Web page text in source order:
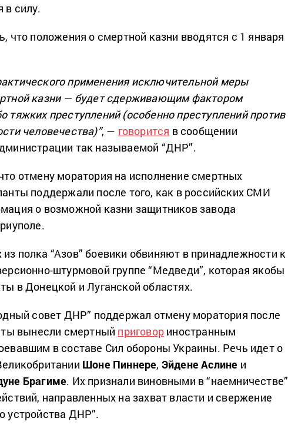
в силу.
что положения о смертной казни вводятся с 1 января
применения исключительной меры
казни — будет сдерживающим фактором
тяжких преступлений (особенно преступлений против
человечества)”, — говорится в сообщении
так называемой “ДНР”.
отмену моратория на исполнение смертных
поддержали после того, как в российских СМИ
о возможной казни защитников завода
полка “Азов” боевики обвиняют в принадлежности к
штурмовой группе “Медведи”, которая якобы
в Донецкой и Луганской областях.
совет ДНР” поддержал отмену моратория после
вынесли смертный приговор иностранным
в составе Сил обороны Украины. Речь идет о
Шоне Пиннере, Эйдене Аслине и
Брагиме. Их признали виновными в “наемничестве”
направленных на захват власти и свержение
устройства ДНР”.